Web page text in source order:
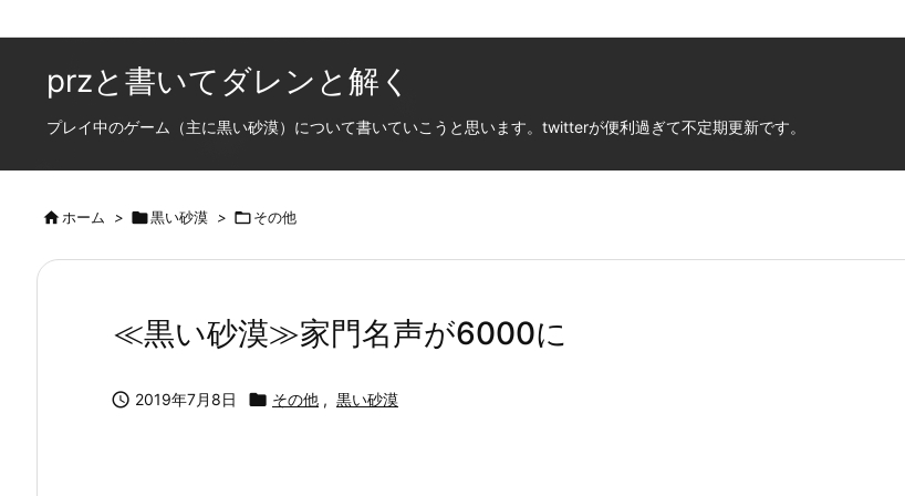
przと書いてダレンと解く
プレイ中のゲーム（主に黒い砂漠）について書いていこうと思います。twitterが便利過ぎて不定期更新です。
ホーム > 黒い砂漠 > その他
≪黒い砂漠≫家門名声が6000に
 2019年7月8日  その他 , 黒い砂漠